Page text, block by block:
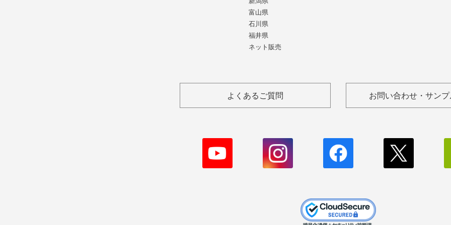
富山県
石川県
福井県
ネット販売
よくあるご質問 お問い合わせ・サン